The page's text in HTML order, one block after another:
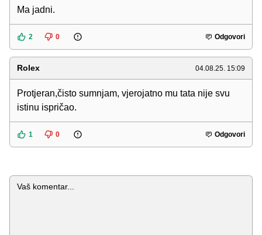
Ma jadni.
2 0 Odgovori
Rolex 04.08.25. 15:09
Protjeran,čisto sumnjam, vjerojatno mu tata nije svu
istinu ispričao.
1 0 Odgovori
Komentar